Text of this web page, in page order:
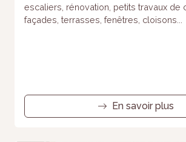
escaliers, rénovation, petits travaux de
façades, terrasses, fenêtres, cloisons...
En savoir plus